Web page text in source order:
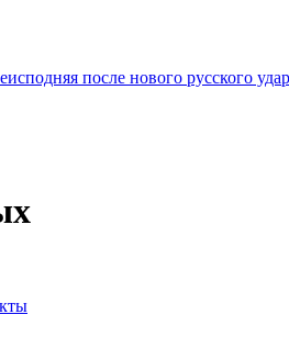
после нового русского